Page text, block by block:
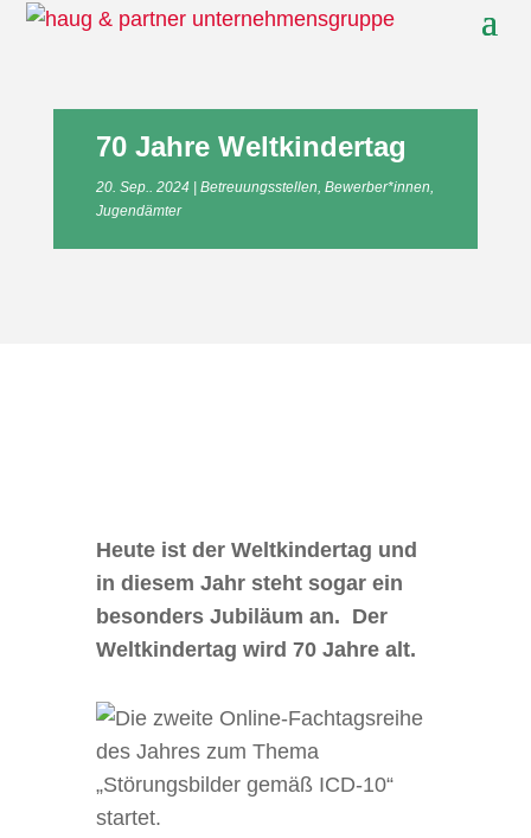
70 Jahre Weltkindertag
20. Sep.. 2024 Betreuungsstellen, Bewerber*innen,
Jugendämter
Heute ist der Weltkindertag und
in diesem Jahr steht sogar ein
besonders Jubiläum an. Der
Weltkindertag wird 70 Jahre alt.